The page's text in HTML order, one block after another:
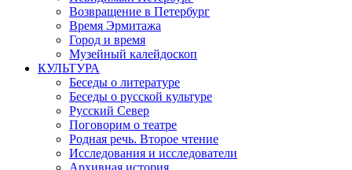
Возвращение в Петербург
Время Эрмитажа
Город и время
Музейный калейдоскоп
КУЛЬТУРА
Беседы о литературе
Беседы о русской культуре
Русский Север
Поговорим о театре
Родная речь. Второе чтение
Исследования и исследователи
Архивная история